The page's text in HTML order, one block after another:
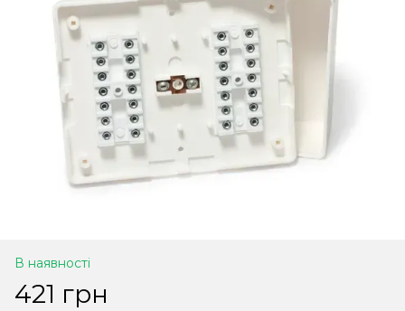
В наявності
421 грн